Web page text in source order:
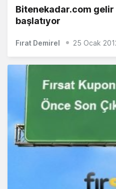
Bitenekadar.com gelir
başlatıyor
Fırat Demirel 25 Ocak